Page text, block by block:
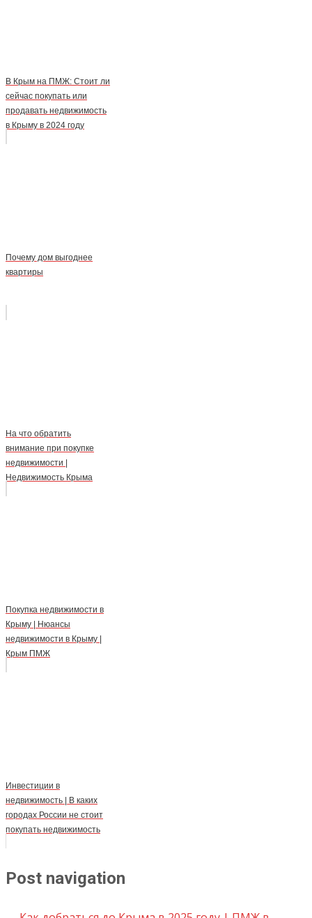
В Крым на ПМЖ: Стоит ли
сейчас покупать или
продавать недвижимость
в Крыму в 2024 году
Почему дом выгоднее
квартиры
На что обратить
внимание при покупке
недвижимости |
Недвижимость Крыма
Покупка недвижимости в
Крыму | Нюансы
недвижимости в Крыму |
Крым ПМЖ
Инвестиции в
недвижимость | В каких
городах России не стоит
покупать недвижимость
Post navigation